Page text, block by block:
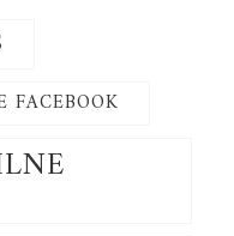
FACEBOOK